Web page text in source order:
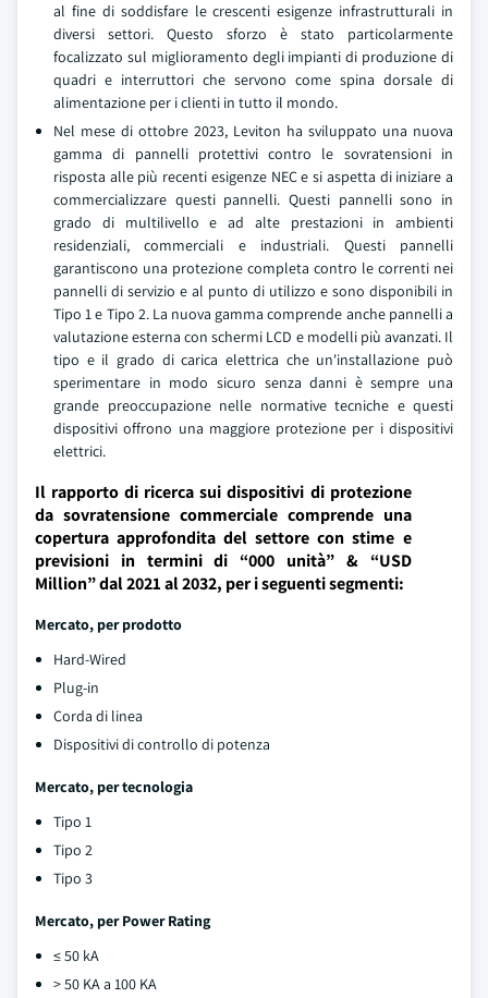
al fine di soddisfare le crescenti esigenze infrastrutturali in
diversi settori. Questo sforzo è stato particolarmente
focalizzato sul miglioramento degli impianti di produzione di
quadri e interruttori che servono come spina dorsale di
alimentazione per i clienti in tutto il mondo.
Nel mese di ottobre 2023, Leviton ha sviluppato una nuova
gamma di pannelli protettivi contro le sovratensioni in
risposta alle più recenti esigenze NEC e si aspetta di iniziare a
commercializzare questi pannelli. Questi pannelli sono in
grado di multilivello e ad alte prestazioni in ambienti
residenziali, commerciali e industriali. Questi pannelli
garantiscono una protezione completa contro le correnti nei
pannelli di servizio e al punto di utilizzo e sono disponibili in
Tipo 1 e Tipo 2. La nuova gamma comprende anche pannelli a
valutazione esterna con schermi LCD e modelli più avanzati. Il
tipo e il grado di carica elettrica che un'installazione può
sperimentare in modo sicuro senza danni è sempre una
grande preoccupazione nelle normative tecniche e questi
dispositivi offrono una maggiore protezione per i dispositivi
elettrici.
Il rapporto di ricerca sui dispositivi di protezione
da sovratensione commerciale comprende una
copertura approfondita del settore con stime e
previsioni in termini di “000 unità” & “USD
Million” dal 2021 al 2032, per i seguenti segmenti:
Mercato, per prodotto
Hard-Wired
Plug-in
Corda di linea
Dispositivi di controllo di potenza
Mercato, per tecnologia
Tipo 1
Tipo 2
Tipo 3
Mercato, per Power Rating
≤ 50 kA
> 50 KA a 100 KA